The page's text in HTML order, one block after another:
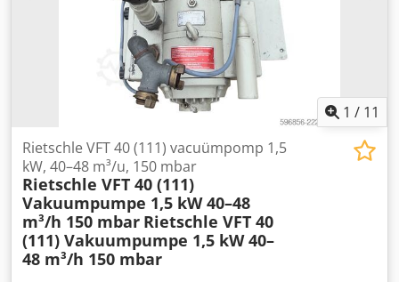
Type: vacuüm-drukpomp (drooglopend, lamellen)
Capaciteit: 80 m³/u (50 Hz) Dodpjziw Rpsfx Agyjkr Maximale
overdruk: 0,5 bar Motorvermogen: 3,0 kW Toerental: 1450
tpm Voeding: 3×380 V Continue werking: S1 Serienummer:
1375434 Toepassingen: - verpakkingsmachines - CNC-
bewerkingscentra - houtindustrie - drukkerij -
pneumatisch transport - apparatuur die vacuüm of
perslucht vereist Staat: Gebruikt. Visuele staat volgens
foto's. Degelijke constructie, klaar voor verder gebruik.
1 / 11
Rietschle VFT 40 (111) vacuümpomp 1,5
kW, 40–48 m³/u, 150 mbar
Rietschle VFT 40 (111)
Vakuumpumpe 1,5 kW 40–48
m³/h 150 mbar Rietschle VFT 40
(111) Vakuumpumpe 1,5 kW 40–
48 m³/h 150 mbar